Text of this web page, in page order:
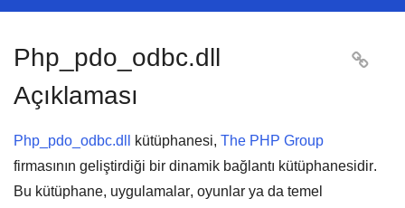
Php_pdo_odbc.dll
Açıklaması

Php_pdo_odbc.dll kütüphanesi, The PHP Group
firmasının geliştirdiği bir dinamik bağlantı kütüphanesidir.
Bu kütüphane, uygulamalar, oyunlar ya da temel